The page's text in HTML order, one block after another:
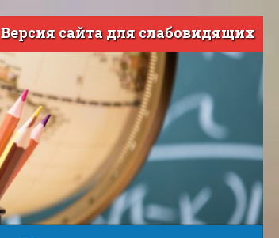
Версия сайта для слабовидящих